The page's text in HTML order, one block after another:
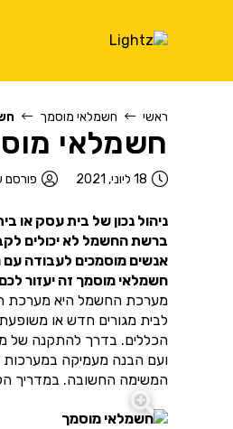
ראשי חשמלאי מוסמך
חשמלאי
18 ליוני, 2021 פורסם
ניהול נכון של בית עסק או
ברשת החשמל לא יכולים
אנשים מוסמכים לעבודה עם
חשמלאי מוסמך זה יעזור
מערכת החשמל היא מערכת
לבית מגורים חדש או
הכללים. בדרך להתקנה של
ועם הבנה מעמיקה במערכות
המשימה החשובה. במדריך